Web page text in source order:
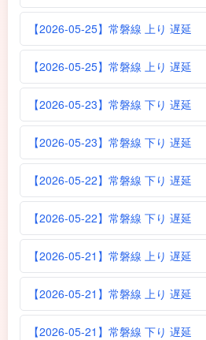
【2026-05-25】常磐線 上り 遅延
【2026-05-25】常磐線 上り 遅延
【2026-05-23】常磐線 下り 遅延
【2026-05-23】常磐線 下り 遅延
【2026-05-22】常磐線 下り 遅延
【2026-05-22】常磐線 下り 遅延
【2026-05-21】常磐線 上り 遅延
【2026-05-21】常磐線 上り 遅延
【2026-05-21】常磐線 下り 遅延